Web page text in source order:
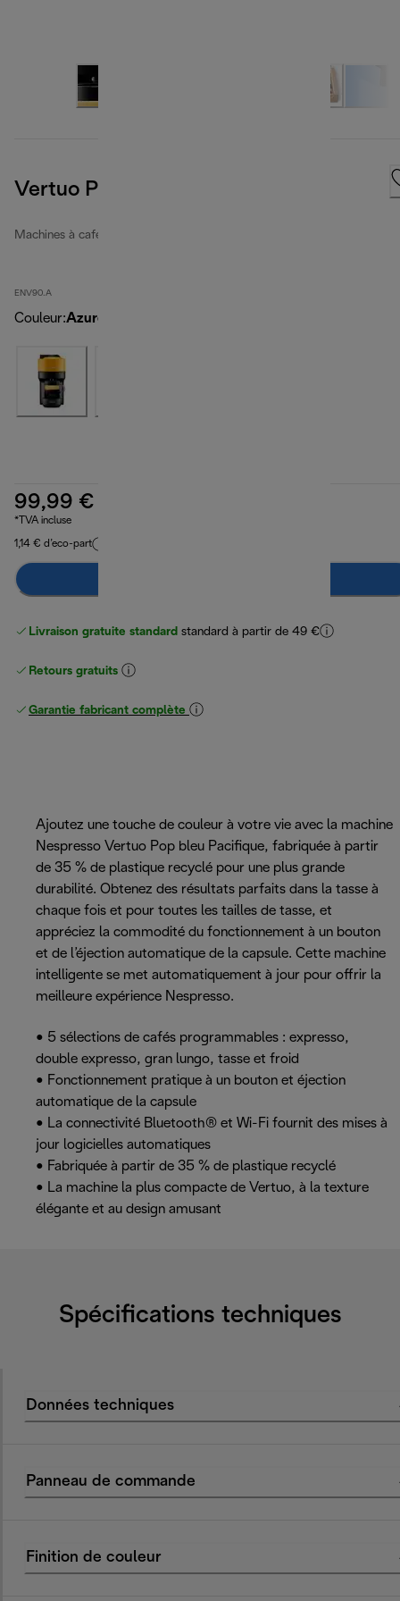
Vertuo Pop, Light Blue
Machines à café Nespresso
ENV90.A
Couleur:Azure
99,99 €
*TVA incluse
1,14 € d’eco-part
Livraison gratuite standard standard à partir de 49 €
Retours gratuits
Garantie fabricant complète
Ajoutez une touche de couleur à votre vie avec la machine
Nespresso Vertuo Pop bleu Pacifique, fabriquée à partir
de 35 % de plastique recyclé pour une plus grande
durabilité. Obtenez des résultats parfaits dans la tasse à
chaque fois et pour toutes les tailles de tasse, et
appréciez la commodité du fonctionnement à un bouton
et de l’éjection automatique de la capsule. Cette machine
intelligente se met automatiquement à jour pour offrir la
meilleure expérience Nespresso.
• 5 sélections de cafés programmables : expresso,
double expresso, gran lungo, tasse et froid
• Fonctionnement pratique à un bouton et éjection
automatique de la capsule
• La connectivité Bluetooth® et Wi-Fi fournit des mises à
jour logicielles automatiques
• Fabriquée à partir de 35 % de plastique recyclé
• La machine la plus compacte de Vertuo, à la texture
élégante et au design amusant
Spécifications techniques
Données techniques
Panneau de commande
Finition de couleur